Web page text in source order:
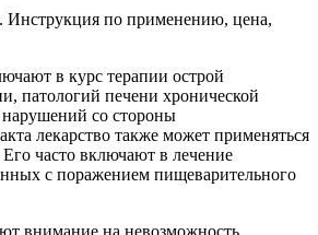
в курс терапии острой
патологий печени хронической
со стороны
лекарство также может применяться
часто включают в лечение
с поражением пищеварительного
внимание на невозможность